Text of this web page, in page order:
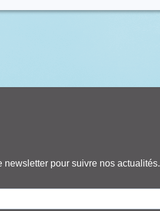
newsletter pour suivre nos actualités.